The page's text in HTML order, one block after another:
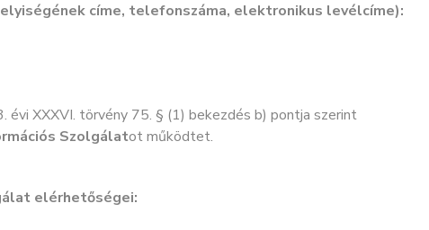
címe, telefonszáma, elektronikus levélcíme):
XXXVI. törvény 75. § (1) bekezdés b) pontja szerint
Szolgálatot működtet.
elérhetőségei: